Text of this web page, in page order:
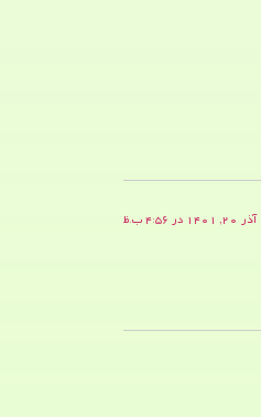
آذر ۲۰, ۱۴۰۱ در ۴:۵۶ ب.ظ